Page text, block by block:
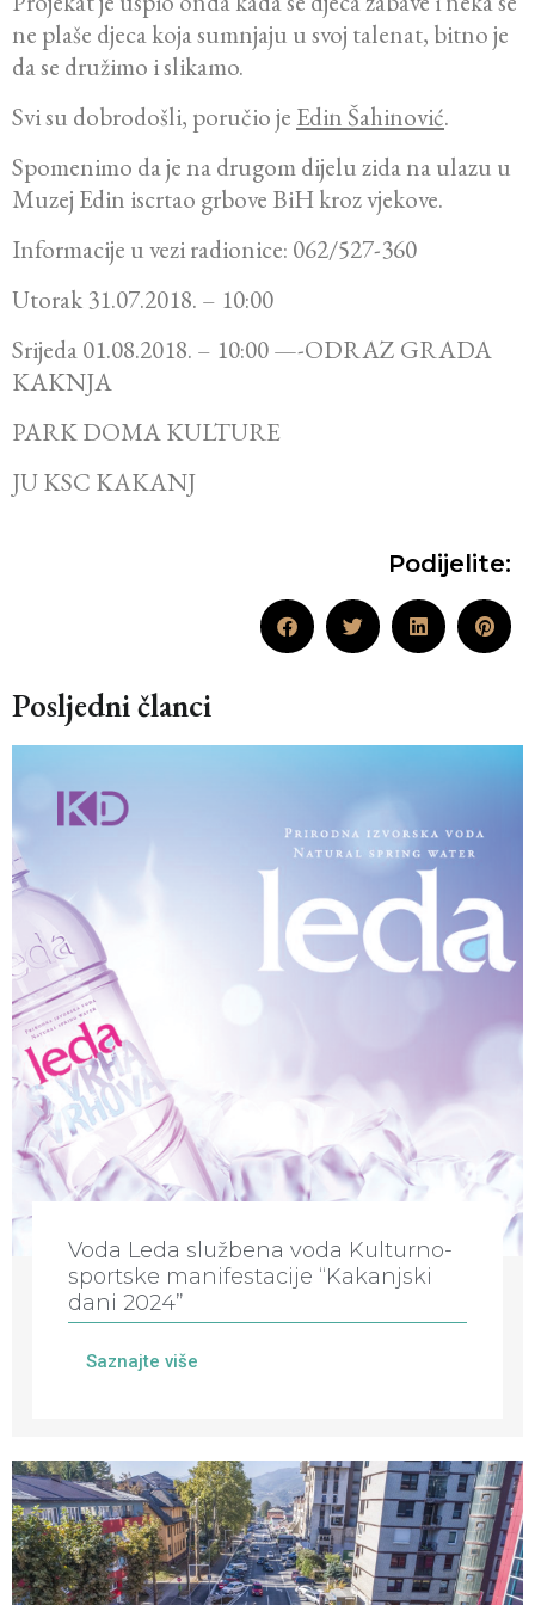
ne plaše djeca koja sumnjaju u svoj talenat, bitno je
da se družimo i slikamo.
Svi su dobrodošli, poručio je Edin Šahinović.
Spomenimo da je na drugom dijelu zida na ulazu u
Muzej Edin iscrtao grbove BiH kroz vjekove.
Informacije u vezi radionice: 062/527-360
Utorak 31.07.2018. – 10:00
Srijeda 01.08.2018. – 10:00 —-ODRAZ GRADA
KAKNJA
PARK DOMA KULTURE
JU KSC KAKANJ
Podijelite:
Posljedni članci
Voda Leda službena voda Kulturno-
sportske manifestacije “Kakanjski
dani 2024”
Saznajte više